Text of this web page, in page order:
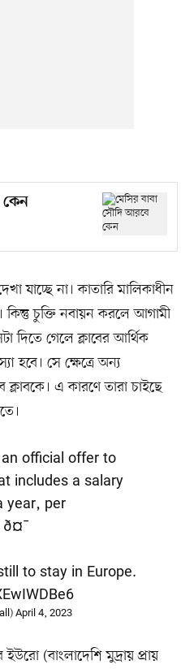
কেন
যাচ্ছে না। কাতারি মালিকাধীন
কিন্তু চুক্তি নবায়ন করলে আগামী
দিতে গেলে ক্লাবের আর্থিক
হবে। সে ক্ষেত্রে অন্য
এ কারণে তারা চাইছে
official offer to
includes a salary
year, per
ð¤¯
to stay in Europe.
April 4, 2023
(বাংলাদেশি মুদ্রায় প্রায়